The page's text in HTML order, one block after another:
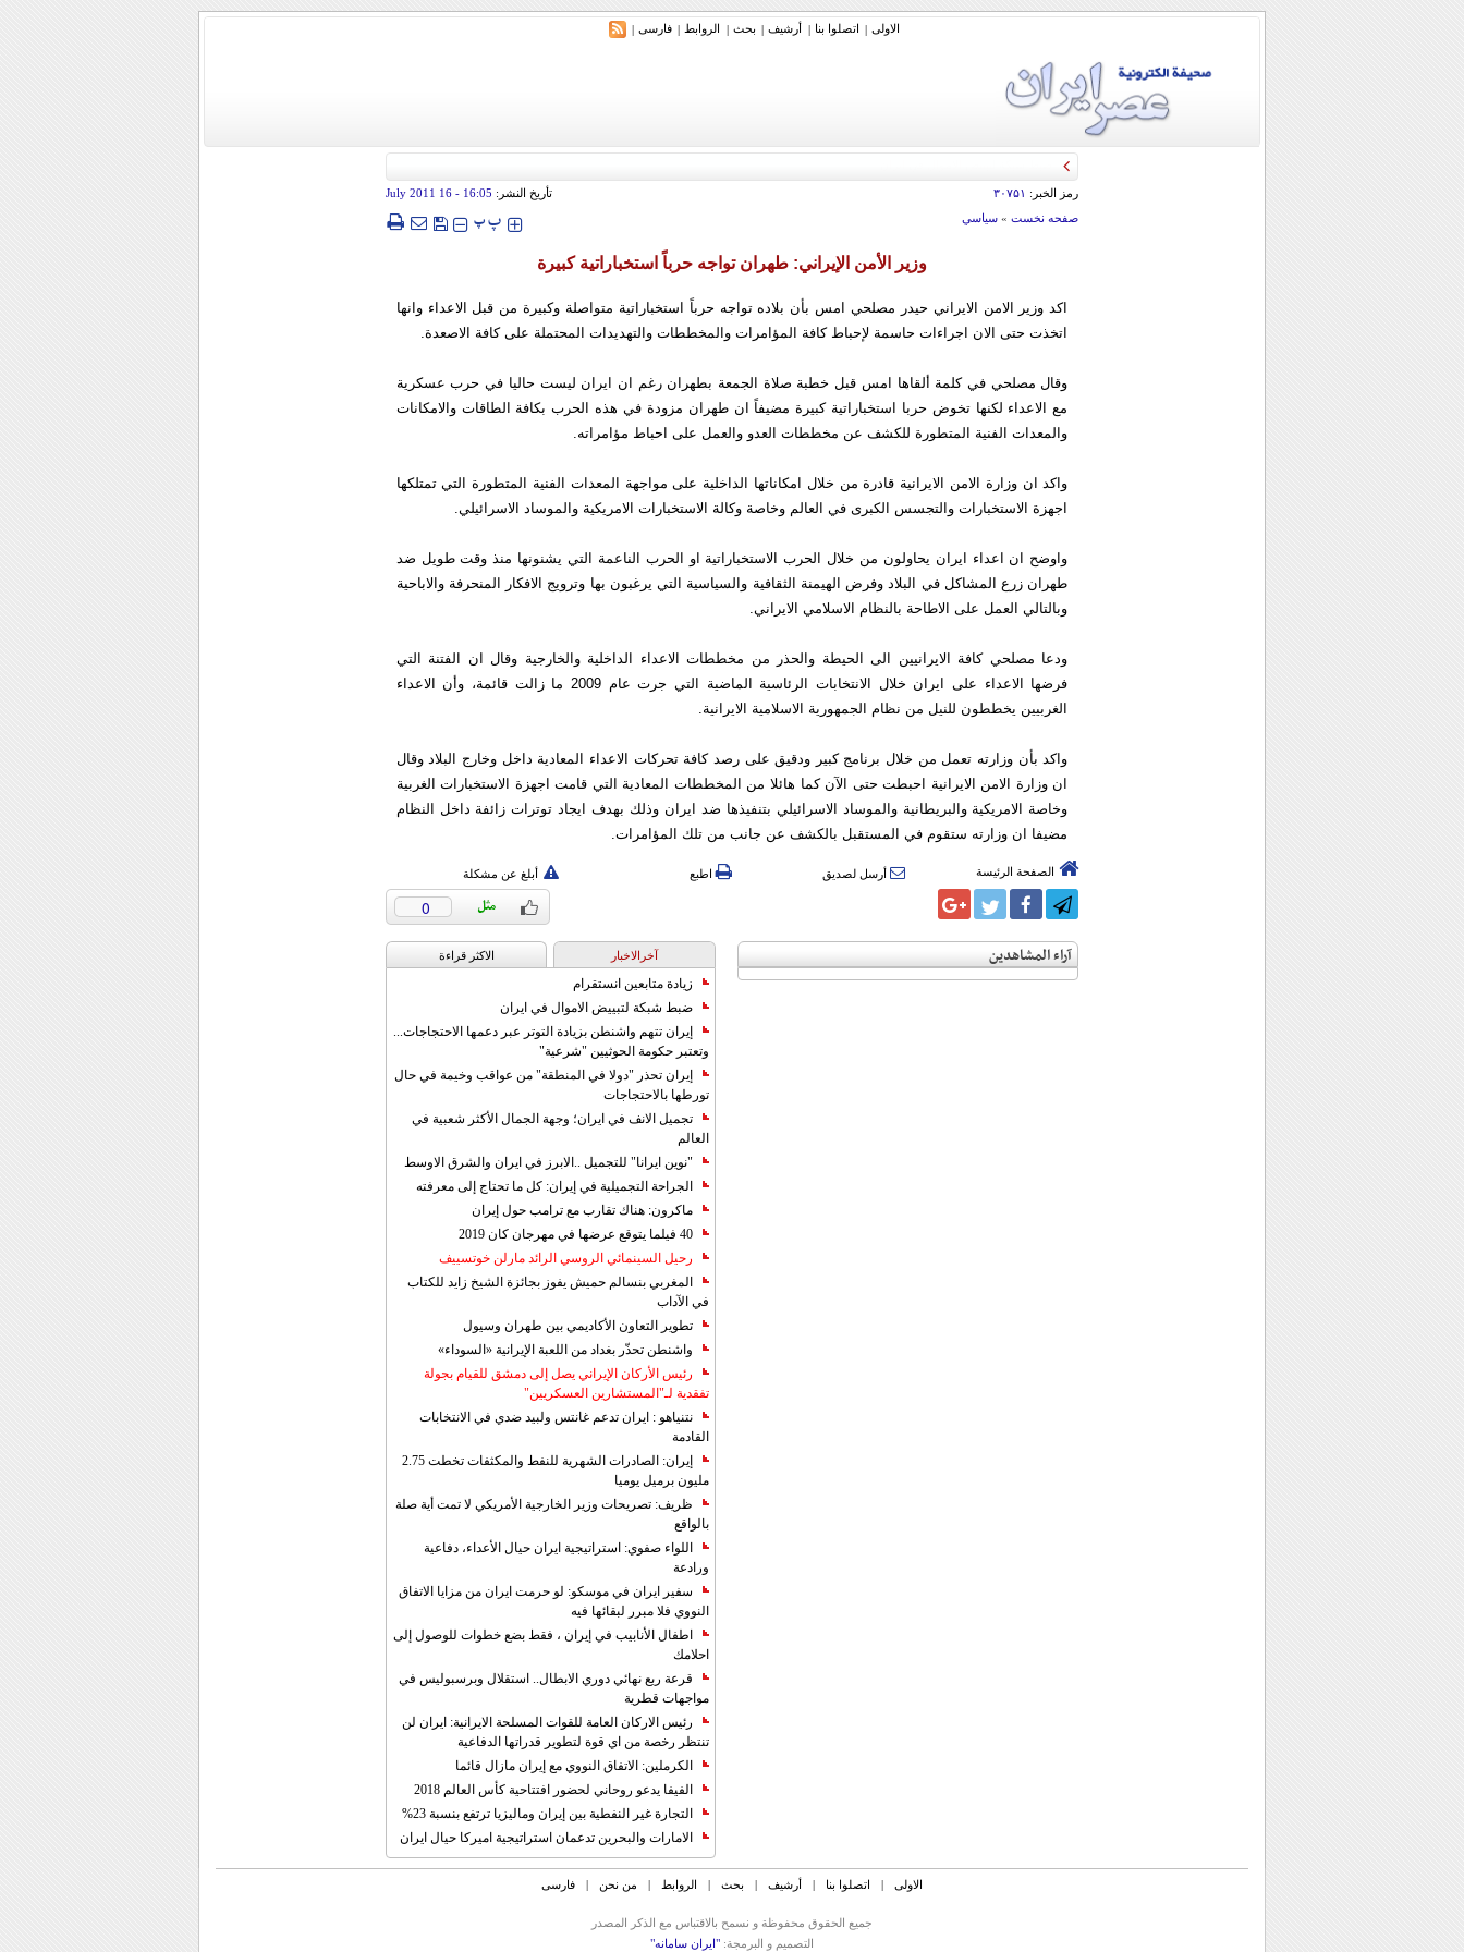
الاولی | اتصلوا بنا | أرشیف | بحث | الروابط | فارسی |
رمز الخبر: ۳۰۷۵۱ تأريخ النشر: 16:05
- 16 July 2011
صفحه نخست» سياسي ‍‍‍ پپ
وزير الأمن الإيراني: طهران تواجه حرباً استخباراتية كبيرة
اكد وزير الامن الايراني حيدر مصلحي امس بأن بلاده تواجه حرباً استخباراتية متواصلة وكبيرة من قبل الاعداء وانها
اتخذت حتى الان اجراءات حاسمة لإحباط كافة المؤامرات والمخططات والتهديدات المحتملة على كافة الاصعدة.
وقال مصلحي في كلمة ألقاها امس قبل خطبة صلاة الجمعة بطهران رغم ان ايران ليست حاليا في حرب عسكرية
مع الاعداء لكنها تخوض حربا استخباراتية كبيرة مضيفاً ان طهران مزودة في هذه الحرب بكافة الطاقات والامكانات
والمعدات الفنية المتطورة للكشف عن مخططات العدو والعمل على احباط مؤامراته.
واكد ان وزارة الامن الايرانية قادرة من خلال امكاناتها الداخلية على مواجهة المعدات الفنية المتطورة التي تمتلكها
اجهزة الاستخبارات والتجسس الكبرى في العالم وخاصة وكالة الاستخبارات الامريكية والموساد الاسرائيلي.
واوضح ان اعداء ايران يحاولون من خلال الحرب الاستخباراتية او الحرب الناعمة التي يشنونها منذ وقت طويل ضد
طهران زرع المشاكل في البلاد وفرض الهيمنة الثقافية والسياسية التي يرغبون بها وترويج الافكار المنحرفة والاباحية
وبالتالي العمل على الاطاحة بالنظام الاسلامي الايراني.
ودعا مصلحي كافة الايرانيين الى الحيطة والحذر من مخططات الاعداء الداخلية والخارجية وقال ان الفتنة التي
فرضها الاعداء على ايران خلال الانتخابات الرئاسية الماضية التي جرت عام 2009 ما زالت قائمة، وأن الاعداء
الغربيين يخططون للنيل من نظام الجمهورية الاسلامية الايرانية.
واكد بأن وزارته تعمل من خلال برنامج كبير ودقيق على رصد كافة تحركات الاعداء المعادية داخل وخارج البلاد وقال
ان وزارة الامن الايرانية احبطت حتى الآن كما هائلا من المخططات المعادية التي قامت اجهزة الاستخبارات الغربية
وخاصة الامريكية والبريطانية والموساد الاسرائيلي بتنفيذها ضد ايران وذلك بهدف ايجاد توترات زائفة داخل النظام
مضيفا ان وزارته ستقوم في المستقبل بالكشف عن جانب من تلك المؤامرات.
الصفحة الرئيسة أرسل لصديق اطبع أبلغ عن مشكلة
0
آراء المشاهدين آخرالاخبار الاکثر قراءة
زيادة متابعين انستقرام
ضبط شبكة لتبييض الاموال في ايران
إيران تتهم واشنطن بزيادة التوتر عبر دعمها الاحتجاجات...
وتعتبر حكومة الحوثيين "شرعية"
إيران تحذر "دولا في المنطقة" من عواقب وخيمة في حال
تورطها بالاحتجاجات
تجميل الانف في ايران؛ وجهة الجمال الأكثر شعبية في
العالم
"نوين ايرانا" للتجميل ..الابرز في ايران والشرق الاوسط
الجراحة التجميلية في إيران: كل ما تحتاج إلى معرفته
ماكرون: هناك تقارب مع ترامب حول إيران
40 فيلما يتوقع عرضها في مهرجان كان 2019
رحيل السينمائي الروسي الرائد مارلن خوتسييف
المغربي بنسالم حميش يفوز بجائزة الشيخ زايد للكتاب
في الآداب
تطوير التعاون الأكاديمي بين طهران وسيول
واشنطن تحذّر بغداد من اللعبة الإيرانية «السوداء»
رئيس الأركان الإيراني يصل إلى دمشق للقيام بجولة
تفقدية لـ"المستشارين العسكريين"
نتنياهو : ايران تدعم غانتس ولبيد ضدي في الانتخابات
القادمة
إيران: الصادرات الشهریة للنفط والمكثفات تخطت 2.75
مليون برميل يوميا
ظريف: تصريحات وزير الخارجية الأمريكي لا تمت أية صلة
بالواقع
اللواء صفوي: استراتيجية ايران حيال الأعداء، دفاعية
ورادعة
سفير ايران في موسكو: لو حرمت ايران من مزايا الاتفاق
النووي فلا مبرر لبقائها فيه
اطفال الأنابيب في إيران ، فقط بضع خطوات للوصول إلى
احلامك
قرعة ربع نهائي دوري الابطال.. استقلال وبرسبوليس في
مواجهات قطرية
رئيس الاركان العامة للقوات المسلحة الايرانية: ايران لن
تنتظر رخصة من اي قوة لتطوير قدراتها الدفاعية
الكرملين: الاتفاق النووي مع إيران مازال قائما
الفيفا يدعو روحاني لحضور افتتاحية كأس العالم 2018
التجارة غیر النفطیة بین إیران ومالیزیا ترتفع بنسبة 23%
الامارات والبحرين تدعمان استراتيجية اميركا حيال ايران
الاولی | اتصلوا بنا | أرشیف | بحث | الروابط | من نحن | فارسی
جمیع الحقوق محفوظة و نسمح بالاقتباس مع الذکر المصدر
التصمیم و البرمجة: "ایران سامانه"